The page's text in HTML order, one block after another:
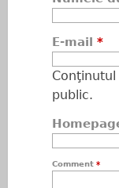
E-mail *
public.
Comment *